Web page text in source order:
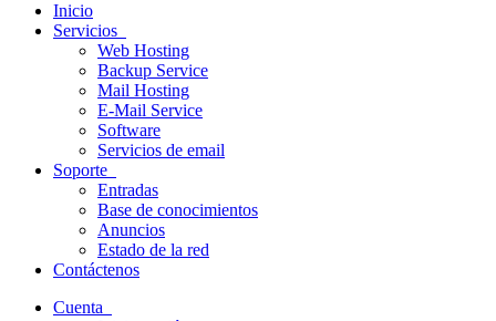
Inicio
Servicios
Web Hosting
Backup Service
Mail Hosting
E-Mail Service
Software
Servicios de email
Soporte
Entradas
Base de conocimientos
Anuncios
Estado de la red
Contáctenos
Cuenta